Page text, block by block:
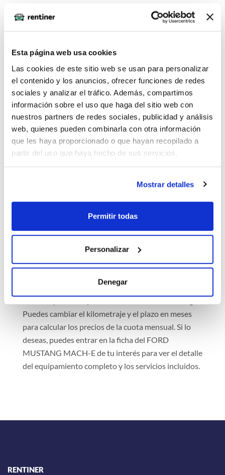
Esta página web usa cookies
Las cookies de este sitio web se usan para personalizar
el contenido y los anuncios, ofrecer funciones de redes
sociales y analizar el tráfico. Además, compartimos
información sobre el uso que haga del sitio web con
nuestros partners de redes sociales, publicidad y análisis
web, quienes pueden combinarla con otra información
que les haya proporcionado o que hayan recopilado a
partir del uso que haya hecho de sus servicios.
Mostrar detalles
Permitir todas
Personalizar
Denegar
Si eres autónomo o empresa:
la documentación que debes presentar. En caso de
ser autónomo necesitaremos las presentaciones de
tus IVAs trimestrales, la declaración censal y tu vida
laboral. En caso de empresas puede que además de
los IVAs necesitemos escrituras de la empresa para
revisar que el administrador de la sociedad sea
quien firme. Las empresas no pueden realizar el
estudio online porque un analista de riesgos debe
analizar la documentación manualmente para
generar el contrato.
Una vez terminado el proceso de estudio (inmediato
o manual) en caso de que tu perfil sea aprobado se
genera un contrato, que puedes firmar digitalmente
domicilio o en la dirección de tu casa.
información actualizada de distintas empresas
Puedes cambiar el kilometraje y el plazo en meses
para calcular los precios de la cuota mensual. Si lo
deseas, puedes entrar en la ficha del FORD
MUSTANG MACH-E de tu interés para ver el detalle
del equipamiento completo y los servicios incluidos.
RENTINER